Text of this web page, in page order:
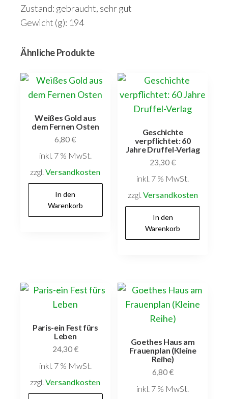
Zustand: gebraucht, sehr gut
Gewicht (g): 194
Ähnliche Produkte
Weißes Gold aus
dem Fernen Osten
6,80€
inkl. 7 % MwSt.
zzgl.Versandkosten
In den
Warenkorb
Geschichte
verpflichtet: 60
Jahre Druffel-Verlag
23,30€
inkl. 7 % MwSt.
zzgl. Versandkosten
In den
Warenkorb
Paris-ein Fest fürs
Leben
24,30€
inkl. 7 % MwSt.
zzgl.Versandkosten
Goethes Haus am
Frauenplan (Kleine
Reihe)
6,80€
inkl. 7 % MwSt.